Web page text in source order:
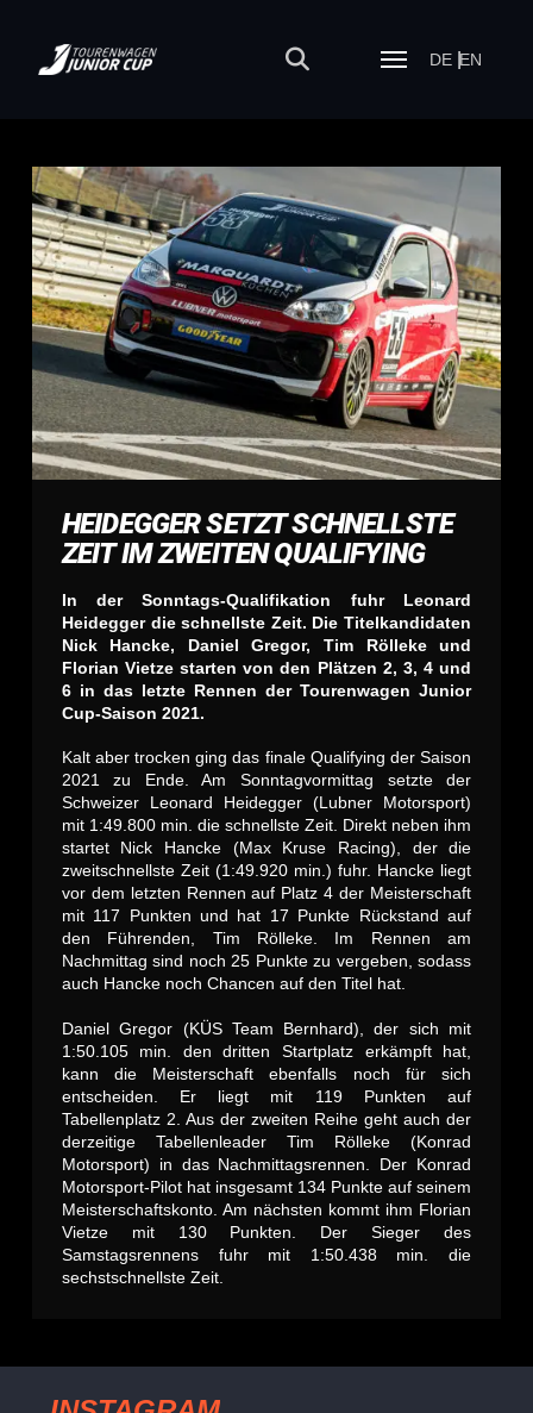
DE EN
HEIDEGGER SETZT SCHNELLSTE
ZEIT IM ZWEITEN QUALIFYING
In der Sonntags-Qualifikation fuhr Leonard
Heidegger die schnellste Zeit. Die Titelkandidaten
Nick Hancke, Daniel Gregor, Tim Rölleke und
Florian Vietze starten von den Plätzen 2, 3, 4 und
6 in das letzte Rennen der Tourenwagen Junior
Cup-Saison 2021.
Kalt aber trocken ging das finale Qualifying der Saison
2021 zu Ende. Am Sonntagvormittag setzte der
Schweizer Leonard Heidegger (Lubner Motorsport)
mit 1:49.800 min. die schnellste Zeit. Direkt neben ihm
startet Nick Hancke (Max Kruse Racing), der die
zweitschnellste Zeit (1:49.920 min.) fuhr. Hancke liegt
vor dem letzten Rennen auf Platz 4 der Meisterschaft
mit 117 Punkten und hat 17 Punkte Rückstand auf
den Führenden, Tim Rölleke. Im Rennen am
Nachmittag sind noch 25 Punkte zu vergeben, sodass
auch Hancke noch Chancen auf den Titel hat.
Daniel Gregor (KÜS Team Bernhard), der sich mit
1:50.105 min. den dritten Startplatz erkämpft hat,
kann die Meisterschaft ebenfalls noch für sich
entscheiden. Er liegt mit 119 Punkten auf
Tabellenplatz 2. Aus der zweiten Reihe geht auch der
derzeitige Tabellenleader Tim Rölleke (Konrad
Motorsport) in das Nachmittagsrennen. Der Konrad
Motorsport-Pilot hat insgesamt 134 Punkte auf seinem
Meisterschaftskonto. Am nächsten kommt ihm Florian
Vietze mit 130 Punkten. Der Sieger des
Samstagsrennens fuhr mit 1:50.438 min. die
sechstschnellste Zeit.